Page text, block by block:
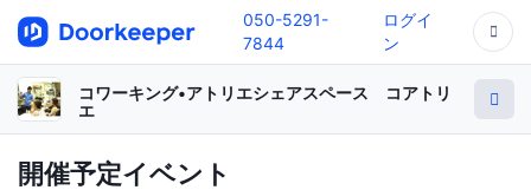
050-5291-
7844
ログイ
ン
コワーキング•アトリエシェアスペース コアトリ
エ
開催予定イベント